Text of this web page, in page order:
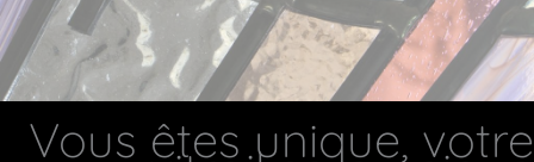
Vous êtes unique, votre